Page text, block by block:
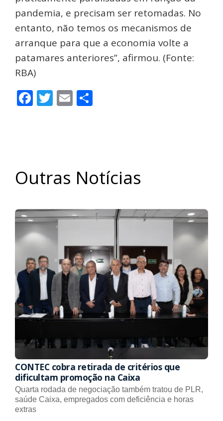
pandemia, e precisam ser retomadas. No
entanto, não temos os mecanismos de
arranque para que a economia volte a
patamares anteriores”, afirmou. (Fonte:
RBA)
Facebook
Twitter
Email
Outras Notícias
CONTEC cobra retirada de critérios que
dificultam promoção na Caixa
Quarta rodada de negociação também tratou de PLR,
saúde Caixa, empregados com deficiência e horas
extras